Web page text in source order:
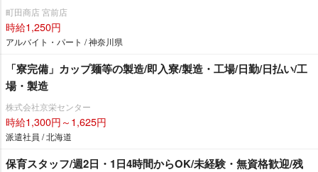
町田商店 宮前店
時給1,250円
アルバイト・パート / 神奈川県
「寮完備」カップ麺等の製造/即入寮/製造・工場/日勤/日払い/工
場・製造
株式会社京栄センター
時給1,300円～1,625円
派遣社員 / 北海道
保育スタッフ/週2日・1日4時間からOK/未経験・無資格歓迎/残